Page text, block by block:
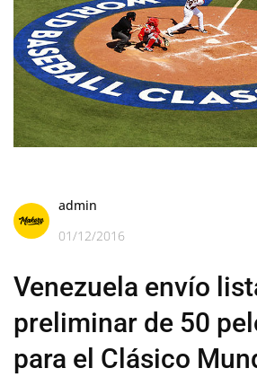
admin
01/12/2016
Venezuela envío
preliminar de 50
para el Clásico